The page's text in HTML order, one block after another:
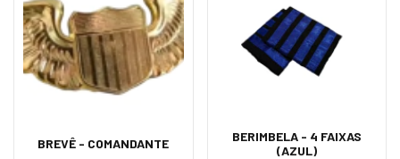
BREVÊ - COMANDANTE
BERIMBELA - 4 FAIXAS
(AZUL)